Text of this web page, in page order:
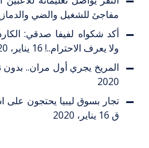
مفاجئ للشغيل والضي
أكد شكواه لفيفا صدقي:
ولا يعرف الاحترام..! 16 يناير، 2020
المريخ يجري أول مران..
2020
تجار بسوق ليبيا يحتجون على
ق 16 يناير، 2020